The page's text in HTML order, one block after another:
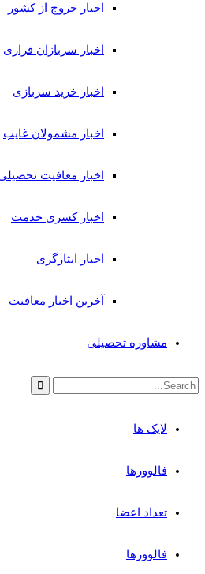
اخبار خروج از کشور
اخبار سربازان فراری
اخبار خرید سربازی
اخبار مشمولان غایب
اخبار معافیت تحصیلی
اخبار کسری خدمت
اخبار ایثارگری
آخرین اخبار معافیت
مشاوره تحصیلی
لایک ها
فالوورها
تعداد اعضا
فالوورها